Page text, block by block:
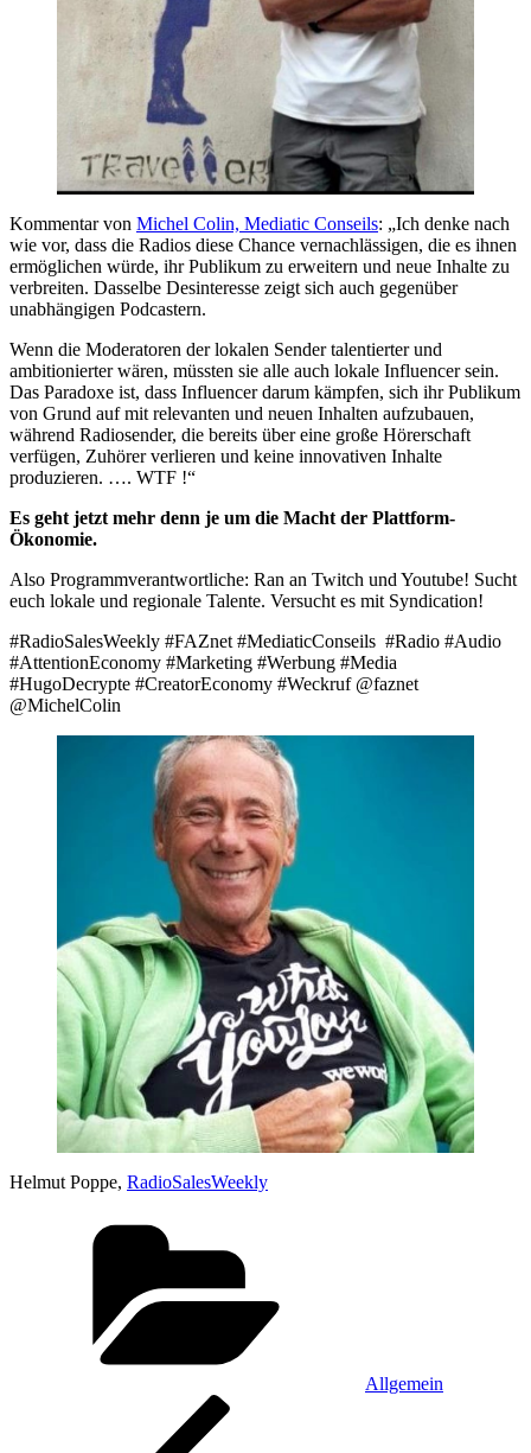
Kommentar von Michel Colin, Mediatic Conseils: „Ich denke nach
wie vor, dass die Radios diese Chance vernachlässigen, die es ihnen
ermöglichen würde, ihr Publikum zu erweitern und neue Inhalte zu
verbreiten. Dasselbe Desinteresse zeigt sich auch gegenüber
unabhängigen Podcastern.
Wenn die Moderatoren der lokalen Sender talentierter und
ambitionierter wären, müssten sie alle auch lokale Influencer sein.
Das Paradoxe ist, dass Influencer darum kämpfen, sich ihr Publikum
von Grund auf mit relevanten und neuen Inhalten aufzubauen,
während Radiosender, die bereits über eine große Hörerschaft
verfügen, Zuhörer verlieren und keine innovativen Inhalte
produzieren. …. WTF !“
Es geht jetzt mehr denn je um die Macht der Plattform-
Ökonomie.
Also Programmverantwortliche: Ran an Twitch und Youtube! Sucht
euch lokale und regionale Talente. Versucht es mit Syndication!
#RadioSalesWeekly #FAZnet #MediaticConseils #Radio #Audio
#AttentionEconomy #Marketing #Werbung #Media
#HugoDecrypte #CreatorEconomy #Weckruf @faznet
@MichelColin
Helmut Poppe, RadioSalesWeekly
Allgemein
Beitragsnavigation